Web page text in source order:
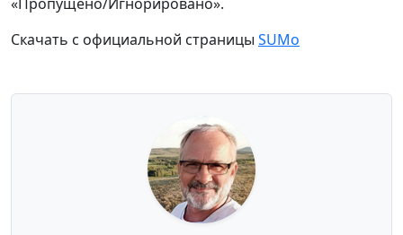
Скачать с официальной страницы SUMo